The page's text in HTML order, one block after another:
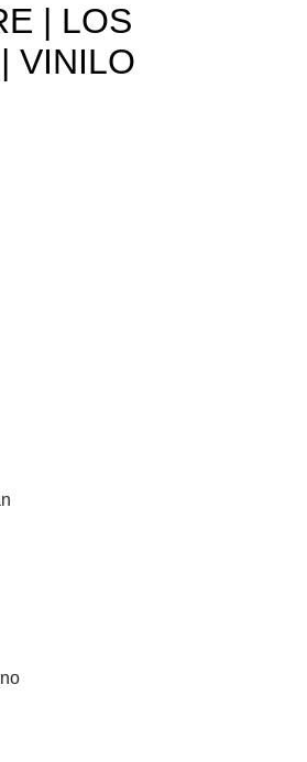
| LOS
VINILO